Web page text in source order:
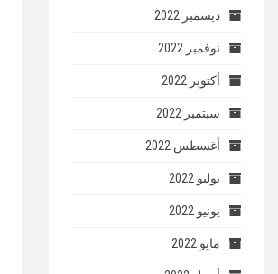
ديسمبر 2022
نوفمبر 2022
أكتوبر 2022
سبتمبر 2022
أغسطس 2022
يوليو 2022
يونيو 2022
مايو 2022